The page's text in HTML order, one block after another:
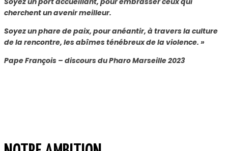
cherchent un avenir meilleur.
Soyez un phare de paix, pour anéantir, à travers la culture
de la rencontre, les abîmes ténébreux de la violence. »
Pape François – discours du Pharo Marseille 2023